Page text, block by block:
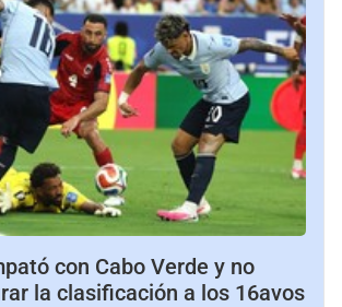
con Cabo Verde y no
la clasificación a los 16avos